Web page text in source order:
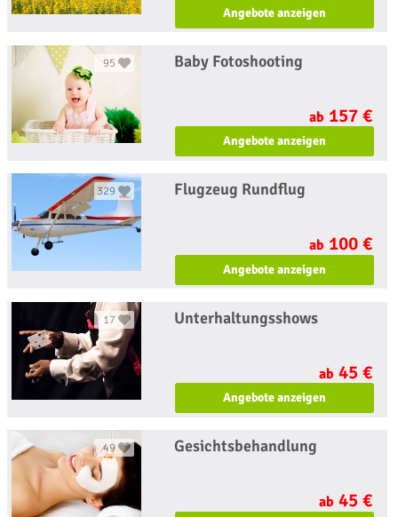
Angebote anzeigen
95 Baby Fotoshooting
ab 157 €
Angebote anzeigen
329 Flugzeug Rundflug
ab 100 €
Angebote anzeigen
17 Unterhaltungsshows
ab 45 €
Angebote anzeigen
49 Gesichtsbehandlung
ab 45 €